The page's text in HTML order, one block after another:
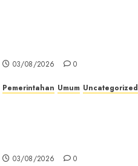
03/08/2026 0
Pemerintahan Umum Uncategorized
03/08/2026 0